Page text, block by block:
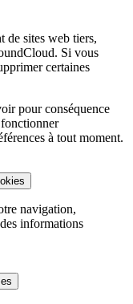
de sites web tiers,
Si vous
certaines
pour conséquence
à tout moment.
navigation,
informations